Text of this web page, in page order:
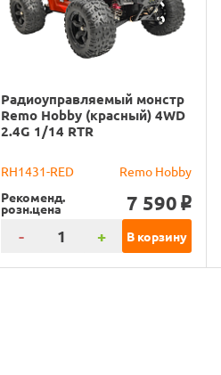
Радиоуправляемый монстр
Remo Hobby (красный) 4WD
2.4G 1/14 RTR
RH1431-RED
Remo Hobby
Рекоменд.
розн.цена 7 590 o
- + В корзину